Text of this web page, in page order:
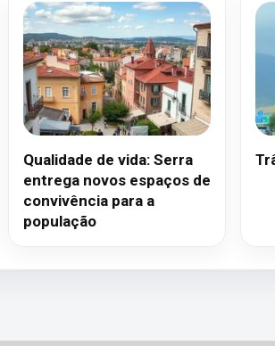
Qualidade de vida: Serra
entrega novos espaços de
convivência para a
população